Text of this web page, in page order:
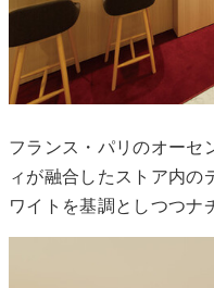
フランス・パリのオーセ
ィが融合したストア内の
ワイトを基調としつつナ